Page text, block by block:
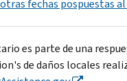
fechas pospuestas
es parte de una
de daños locales